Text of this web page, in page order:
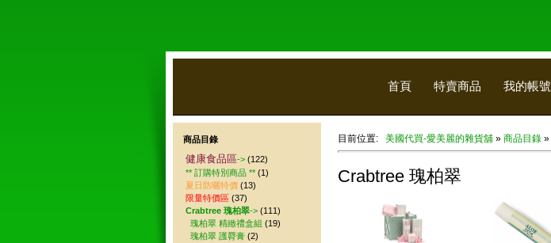
首頁 特賣商品 我的帳號
目前位置: 美國代買-愛美麗的雜貨舖 » 商品目錄 »
Crabtree 瑰柏翠
商品目錄
健康食品區-> (122)
** 訂購特別商品 ** (1)
夏日防曬特價 (13)
限量特價區 (37)
Crabtree 瑰柏翠-> (111)
瑰柏翠 精緻禮盒組 (19)
瑰柏翠 護脣膏 (2)